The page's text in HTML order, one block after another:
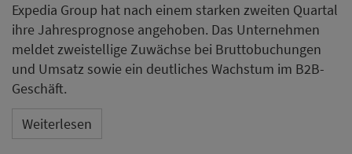
Expedia Group hat nach einem starken zweiten Quartal
ihre Jahresprognose angehoben. Das Unternehmen
meldet zweistellige Zuwächse bei Bruttobuchungen
und Umsatz sowie ein deutliches Wachstum im B2B-
Geschäft.
Weiterlesen